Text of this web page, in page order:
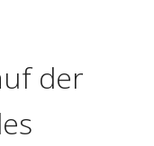
der